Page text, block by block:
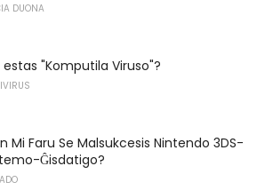
DUONA
estas "Komputila Viruso"?
Mi Faru Se Malsukcesis Nintendo 3DS-
Ĝisdatigo?